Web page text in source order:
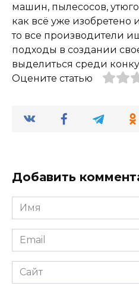
машин, пылесосов,
как всё уже изобретено
то все производители
подходы в создании
выделиться среди
Оцените статью
Добавить
Имя
*
Email
*
Сайт